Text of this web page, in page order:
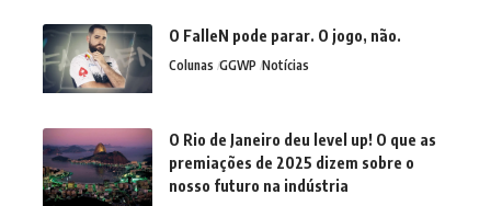
O FalleN pode parar. O jogo, não.
Colunas GGWP Notícias
O Rio de Janeiro deu level up! O que as
premiações de 2025 dizem sobre o
nosso futuro na indústria